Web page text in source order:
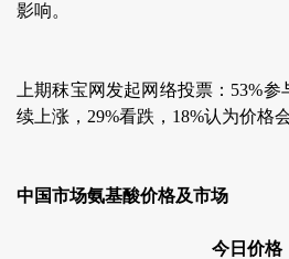
影响。
上期秣宝网发起网络投票：53%
续上涨，29%看跌，18%认为价格
中国市场氨基酸价格及市场
今日价格